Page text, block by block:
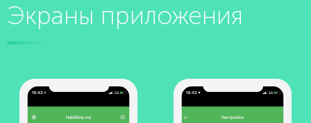
Экраны приложения